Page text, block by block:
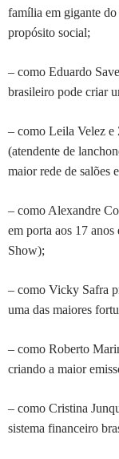
família em gigante
propósito social;
– como Eduardo
brasileiro pode criar
– como Leila Velez e
(atendente de
maior rede de salões
– como Alexandre
em porta aos 17
Show);
– como Vicky Safra
uma das maiores
– como Roberto
criando a maior
– como Cristina
sistema financeiro